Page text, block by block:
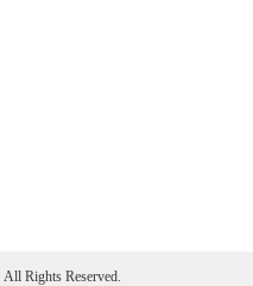
All Rights Reserved.